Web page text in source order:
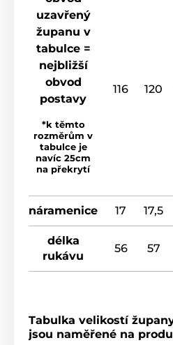
uzavřený
županu v
tabulce =
nejbližší
obvod
postavy
*k těmto
rozměrům v
tabulce je
navíc 25cm
na překrytí
116 120
náramenice 17 17,5
délka
rukávu
56 57
Tabulka velikostí
jsou naměřené na